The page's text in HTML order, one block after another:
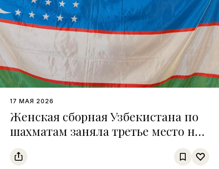
17 МАЯ 2026
Женская сборная Узбекистана по
шахматам заняла третье место на
чемпионате среди тюркских
государств